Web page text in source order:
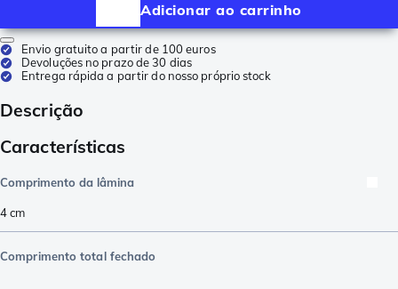
Adicionar ao carrinho
Envio gratuito a partir de 100 euros
Devoluções no prazo de 30 dias
Entrega rápida a partir do nosso próprio stock
Descrição
Características
Comprimento da lâmina
4cm
Comprimento total fechado